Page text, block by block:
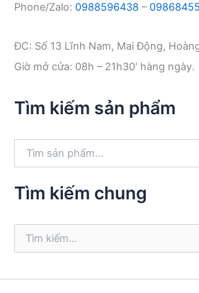
Phone/Zalo: 0988596438 –
ĐC: Số 13 Lĩnh Nam, Mai Động,
Giờ mở cửa: 08h – 21h30′ hàng ngày.
Tìm kiếm sản phẩm
k
Tìm kiếm chung